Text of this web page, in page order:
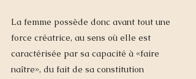
La femme possède donc avant tout une
force créatrice, au sens où elle est
caractérisée par sa capacité à «faire
naître», du fait de sa constitution